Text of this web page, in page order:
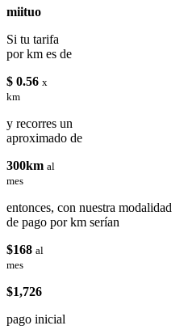
miituo
Si tu tarifa
por km es de
$ 0.56 x
km
y recorres un
aproximado de
300km al
mes
entonces, con nuestra modalidad
de pago por km serían
$168 al
mes
$1,726
pago inicial